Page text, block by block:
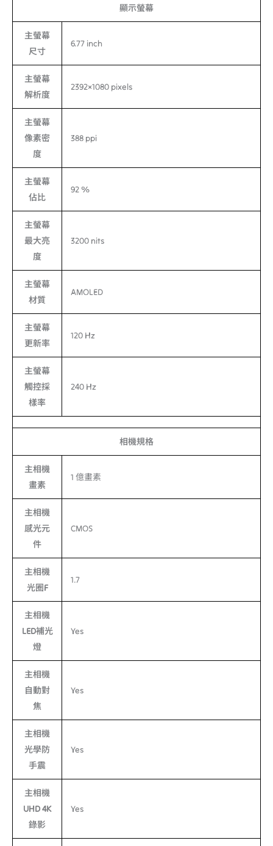
顯示螢幕
主螢幕
尺寸
6.77 inch
主螢幕
解析度
2392×1080 pixels
主螢幕
像素密
度
388 ppi
主螢幕
佔比
92 %
主螢幕
最大亮
度
3200 nits
主螢幕
材質
AMOLED
主螢幕
更新率
120 Hz
主螢幕
觸控採
樣率
240 Hz
相機規格
主相機
畫素
1 億畫素
主相機
感光元
件
CMOS
主相機
光圈F
1.7
主相機
LED補光
燈
Yes
主相機
自動對
焦
Yes
主相機
光學防
手震
Yes
主相機
UHD 4K
錄影
Yes